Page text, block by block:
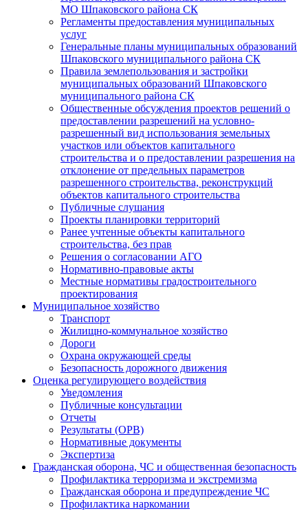
МО Шпаковского района СК
Регламенты предоставления муниципальных
услуг
Генеральные планы муниципальных образований
Шпаковского муниципального района СК
Правила землепользования и застройки
муниципальных образований Шпаковского
муниципального района СК
Общественные обсуждения проектов решений о
предоставлении разрешений на условно-
разрешенный вид использования земельных
участков или объектов капитального
строительства и о предоставлении разрешения на
отклонение от предельных параметров
разрешенного строительства, реконструкций
объектов капитального строительства
Публичные слушания
Проекты планировки территорий
Ранее учтенные объекты капитального
строительства, без прав
Решения о согласовании АГО
Нормативно-правовые акты
Местные нормативы градостроительного
проектирования
Муниципальное хозяйство
Транспорт
Жилищно-коммунальное хозяйство
Дороги
Охрана окружающей среды
Безопасность дорожного движения
Оценка регулирующего воздействия
Уведомления
Публичные консультации
Отчеты
Результаты (ОРВ)
Нормативные документы
Экспертиза
Гражданская оборона, ЧС и общественная безопасность
Профилактика терроризма и экстремизма
Гражданская оборона и предупреждение ЧС
Профилактика наркомании